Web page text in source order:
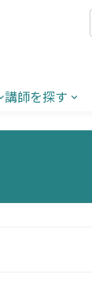
講師を探す